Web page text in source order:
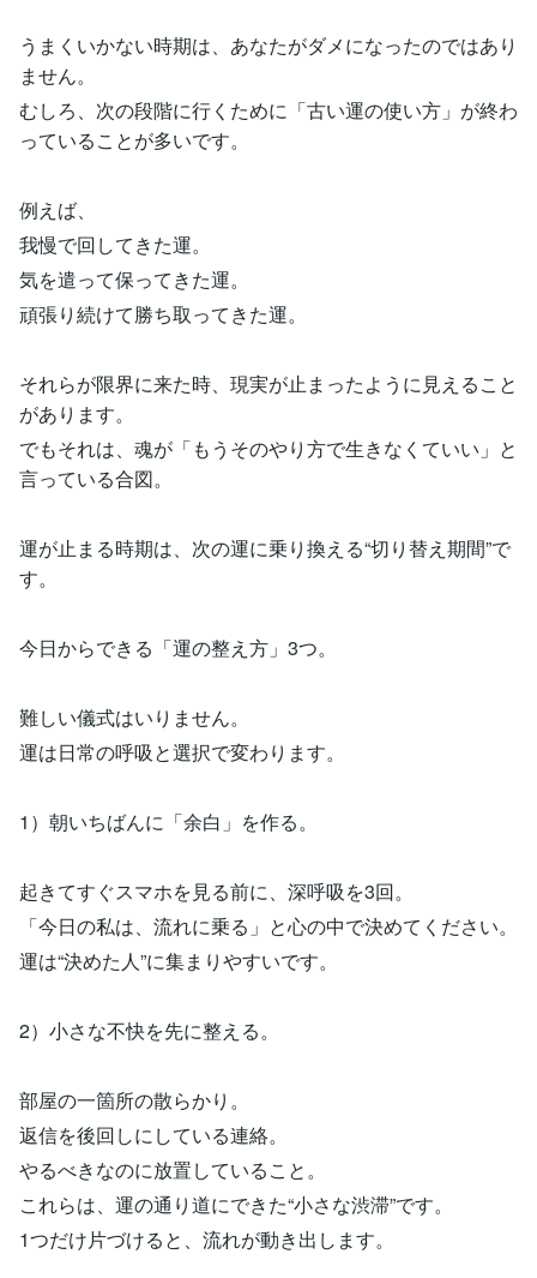
うまくいかない時期は、あなたがダメになったのではあり
ません。
むしろ、次の段階に行くために「古い運の使い方」が終わ
っていることが多いです。
例えば、
我慢で回してきた運。
気を遣って保ってきた運。
頑張り続けて勝ち取ってきた運。
それらが限界に来た時、現実が止まったように見えること
があります。
でもそれは、魂が「もうそのやり方で生きなくていい」と
言っている合図。
運が止まる時期は、次の運に乗り換える“切り替え期間”で
す。
今日からできる「運の整え方」3つ。
難しい儀式はいりません。
運は日常の呼吸と選択で変わります。
1）朝いちばんに「余白」を作る。
起きてすぐスマホを見る前に、深呼吸を3回。
「今日の私は、流れに乗る」と心の中で決めてください。
運は“決めた人”に集まりやすいです。
2）小さな不快を先に整える。
部屋の一箇所の散らかり。
返信を後回しにしている連絡。
やるべきなのに放置していること。
これらは、運の通り道にできた“小さな渋滞”です。
1つだけ片づけると、流れが動き出します。